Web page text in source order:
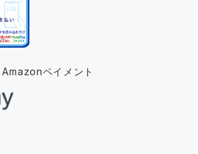
Amazonペイメント